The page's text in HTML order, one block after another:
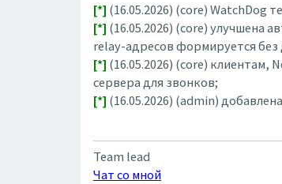
[*] (16.05.2026) (core) WatchDog
[*] (16.05.2026) (core) улучшена
relay-адресов формируется без
[*] (16.05.2026) (core) клиентам,
сервера для звонков;
[*] (16.05.2026) (admin)
Team lead
Чат со мной